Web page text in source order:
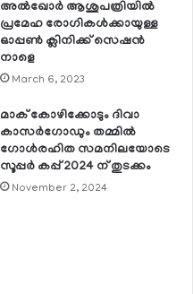
അല്‍ഖോര്‍ ആശുപത്രിയില്‍
പ്രമേഹ രോഗികള്‍ക്കായുള്ള
ഓപ്പണ്‍ ക്ലിനിക്ക് സെഷന്‍
നാളെ
March 6, 2023
മാക് കോഴിക്കോടും ദിവാ
കാസര്‍ഗോഡും തമ്മില്‍
ഗോള്‍രഹിത സമനിലയോടെ
സൂപ്പര്‍ കപ്പ് 2024 ന് തുടക്കം
November 2, 2024